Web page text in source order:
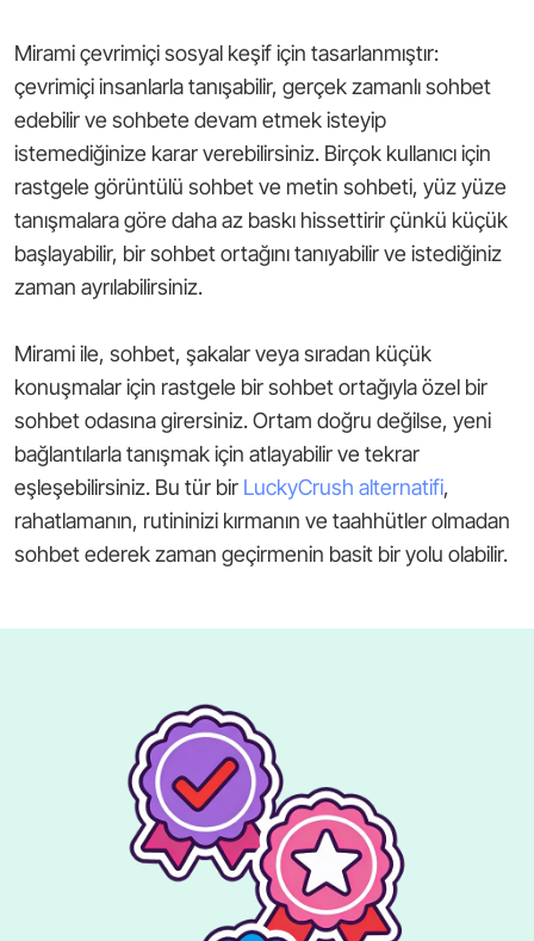
Mirami çevrimiçi sosyal keşif için tasarlanmıştır:
çevrimiçi insanlarla tanışabilir, gerçek zamanlı sohbet
edebilir ve sohbete devam etmek isteyip
istemediğinize karar verebilirsiniz. Birçok kullanıcı için
rastgele görüntülü sohbet ve metin sohbeti, yüz yüze
tanışmalara göre daha az baskı hissettirir çünkü küçük
başlayabilir, bir sohbet ortağını tanıyabilir ve istediğiniz
zaman ayrılabilirsiniz.
Mirami ile, sohbet, şakalar veya sıradan küçük
konuşmalar için rastgele bir sohbet ortağıyla özel bir
sohbet odasına girersiniz. Ortam doğru değilse, yeni
bağlantılarla tanışmak için atlayabilir ve tekrar
eşleşebilirsiniz. Bu tür bir LuckyCrush alternatifi,
rahatlamanın, rutininizi kırmanın ve taahhütler olmadan
sohbet ederek zaman geçirmenin basit bir yolu olabilir.